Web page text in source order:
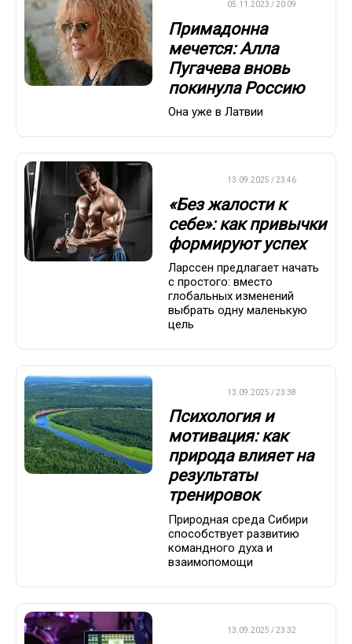
05.11.2023 / 20:09
Примадонна
мечется: Алла
Пугачева вновь
покинула Россию
Она уже в Латвии
13.09.2025 / 23:46
«Без жалости к
себе»: как привычки
формируют успех
Ларссен предлагает начать
с простого: вместо
глобальных изменений
выбрать одну маленькую
цель
13.09.2025 / 23:38
Психология и
мотивация: как
природа влияет на
результаты
тренировок
Природная среда Сибири
способствует развитию
командного духа и
взаимопомощи
13.09.2025 / 23:32